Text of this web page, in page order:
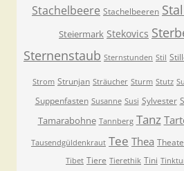
Stachelbeere Stachelbeeren
Steiermark Stekovics
Sternenstaub Sternstunden Stil
Strom Strunjan Sträucher Sturm Stutz
Suppenfasten Susanne Susi Sylvester
Tamarabohne Tannberg Tanz
Tausendgüldenkraut Tee Thea
Tibet Tiere Tierethik Tini